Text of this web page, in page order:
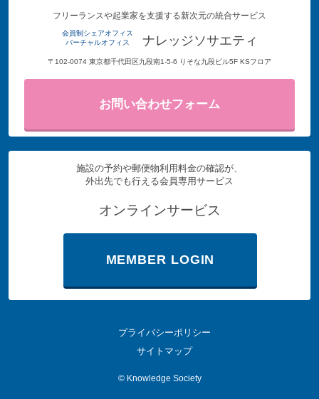
フリーランスや起業家を支援する新次元の統合サービス
会員制シェアオフィス
バーチャルオフィス
ナレッジソサエティ
〒102-0074 東京都千代田区九段南1-5-6 りそな九段ビル5F KSフロア
お問い合わせフォーム
施設の予約や郵便物利用料金の確認が、
外出先でも行える会員専用サービス
オンラインサービス
MEMBER LOGIN
プライバシーポリシー
サイトマップ
© Knowledge Society